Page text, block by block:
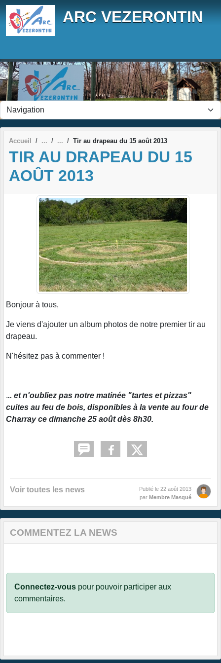
ARC VEZERONTIN
Accueil Tir au drapeau du 15 août 2013
TIR AU DRAPEAU DU 15
AOÛT 2013
Bonjour à tous,
Je viens d'ajouter un album photos de notre premier tir au
drapeau.
N'hésitez pas à commenter !
... et n'oubliez pas notre matinée "tartes et pizzas"
cuites au feu de bois, disponibles à la vente au four de
Charray ce dimanche 25 août dès 8h30.
Voir toutes les news Publié le 22 août 2013
par Membre Masqué
COMMENTEZ LA NEWS
Connectez-vous pour pouvoir participer aux
commentaires.
Panneau de gestion des cookies